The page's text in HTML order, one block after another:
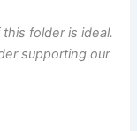
folder is ideal.
supporting our